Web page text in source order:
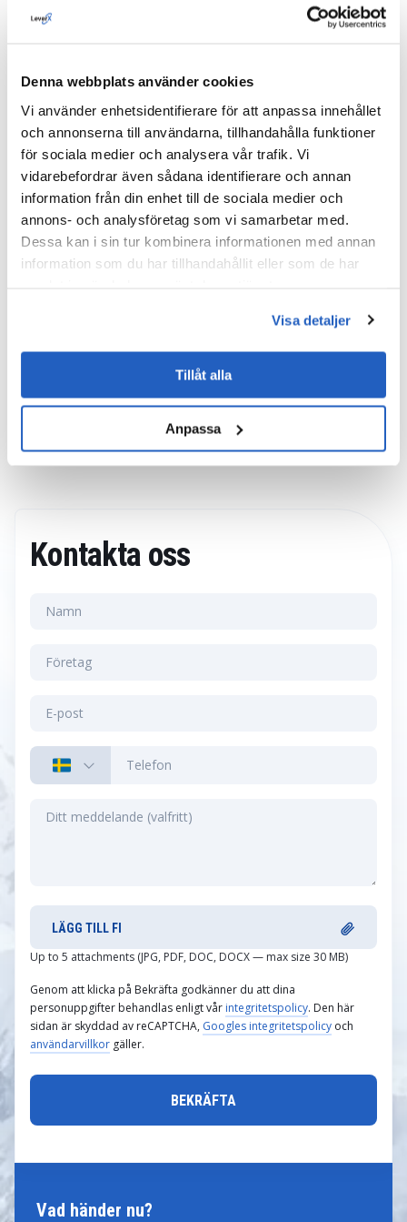
Denna webbplats använder cookies
Vi använder enhetsidentifierare för att anpassa innehållet
och annonserna till användarna, tillhandahålla funktioner
för sociala medier och analysera vår trafik. Vi
vidarebefordrar även sådana identifierare och annan
information från din enhet till de sociala medier och
annons- och analysföretag som vi samarbetar med.
Dessa kan i sin tur kombinera informationen med annan
information som du har tillhandahållit eller som de har
Visa detaljer
Tillåt alla
Anpassa
genomslagskraft, vilket bevisar värdet av RPA inom
tekniska områden:
120% ROI för projektet
: Lösningen betalade sig
själv inom det första året genom att drastiskt
minska antalet ingenjörstimmar som krävdes för
manuella repetitiva uppgifter.
5,4 månaders återbetalningstiduppnåddes trots
den tekniska komplexiteten i integrationen mellan
More Case Studies
Vad händer nu?
Kontakta oss
LÄGG TILL FI
Up to 5 attachments (JPG, PDF, DOC, DOCX — max size 30 MB)
Genom att klicka på Bekräfta godkänner du att dina
personuppgifter behandlas enligt vår integritetspolicy. Den här
sidan är skyddad av reCAPTCHA, Googles integritetspolicy och
användarvillkor gäller.